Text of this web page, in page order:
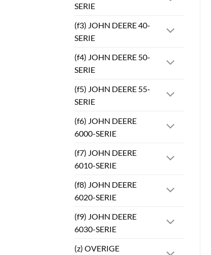
SERIE
(f3) JOHN DEERE 40-
SERIE
(f4) JOHN DEERE 50-
SERIE
(f5) JOHN DEERE 55-
SERIE
(f6) JOHN DEERE
6000-SERIE
(f7) JOHN DEERE
6010-SERIE
(f8) JOHN DEERE
6020-SERIE
(f9) JOHN DEERE
6030-SERIE
(z) OVERIGE